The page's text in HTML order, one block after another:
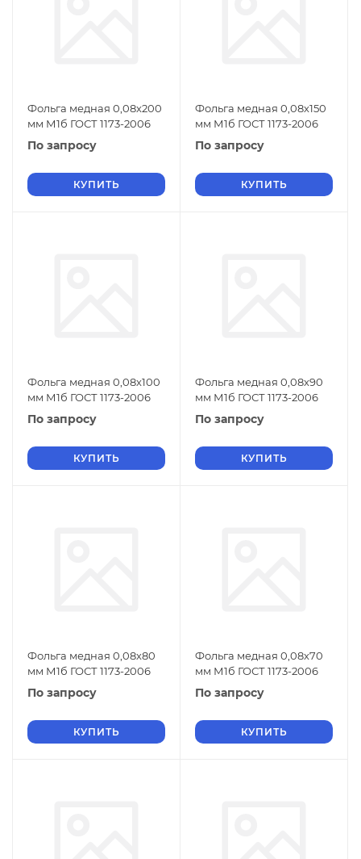
Фольга медная 0,08х200
мм М1б ГОСТ 1173-2006
По запросу
КУПИТЬ
Фольга медная 0,08х150
мм М1б ГОСТ 1173-2006
По запросу
КУПИТЬ
Фольга медная 0,08х100
мм М1б ГОСТ 1173-2006
По запросу
КУПИТЬ
Фольга медная 0,08х90
мм М1б ГОСТ 1173-2006
По запросу
КУПИТЬ
Фольга медная 0,08х80
мм М1б ГОСТ 1173-2006
По запросу
КУПИТЬ
Фольга медная 0,08х70
мм М1б ГОСТ 1173-2006
По запросу
КУПИТЬ